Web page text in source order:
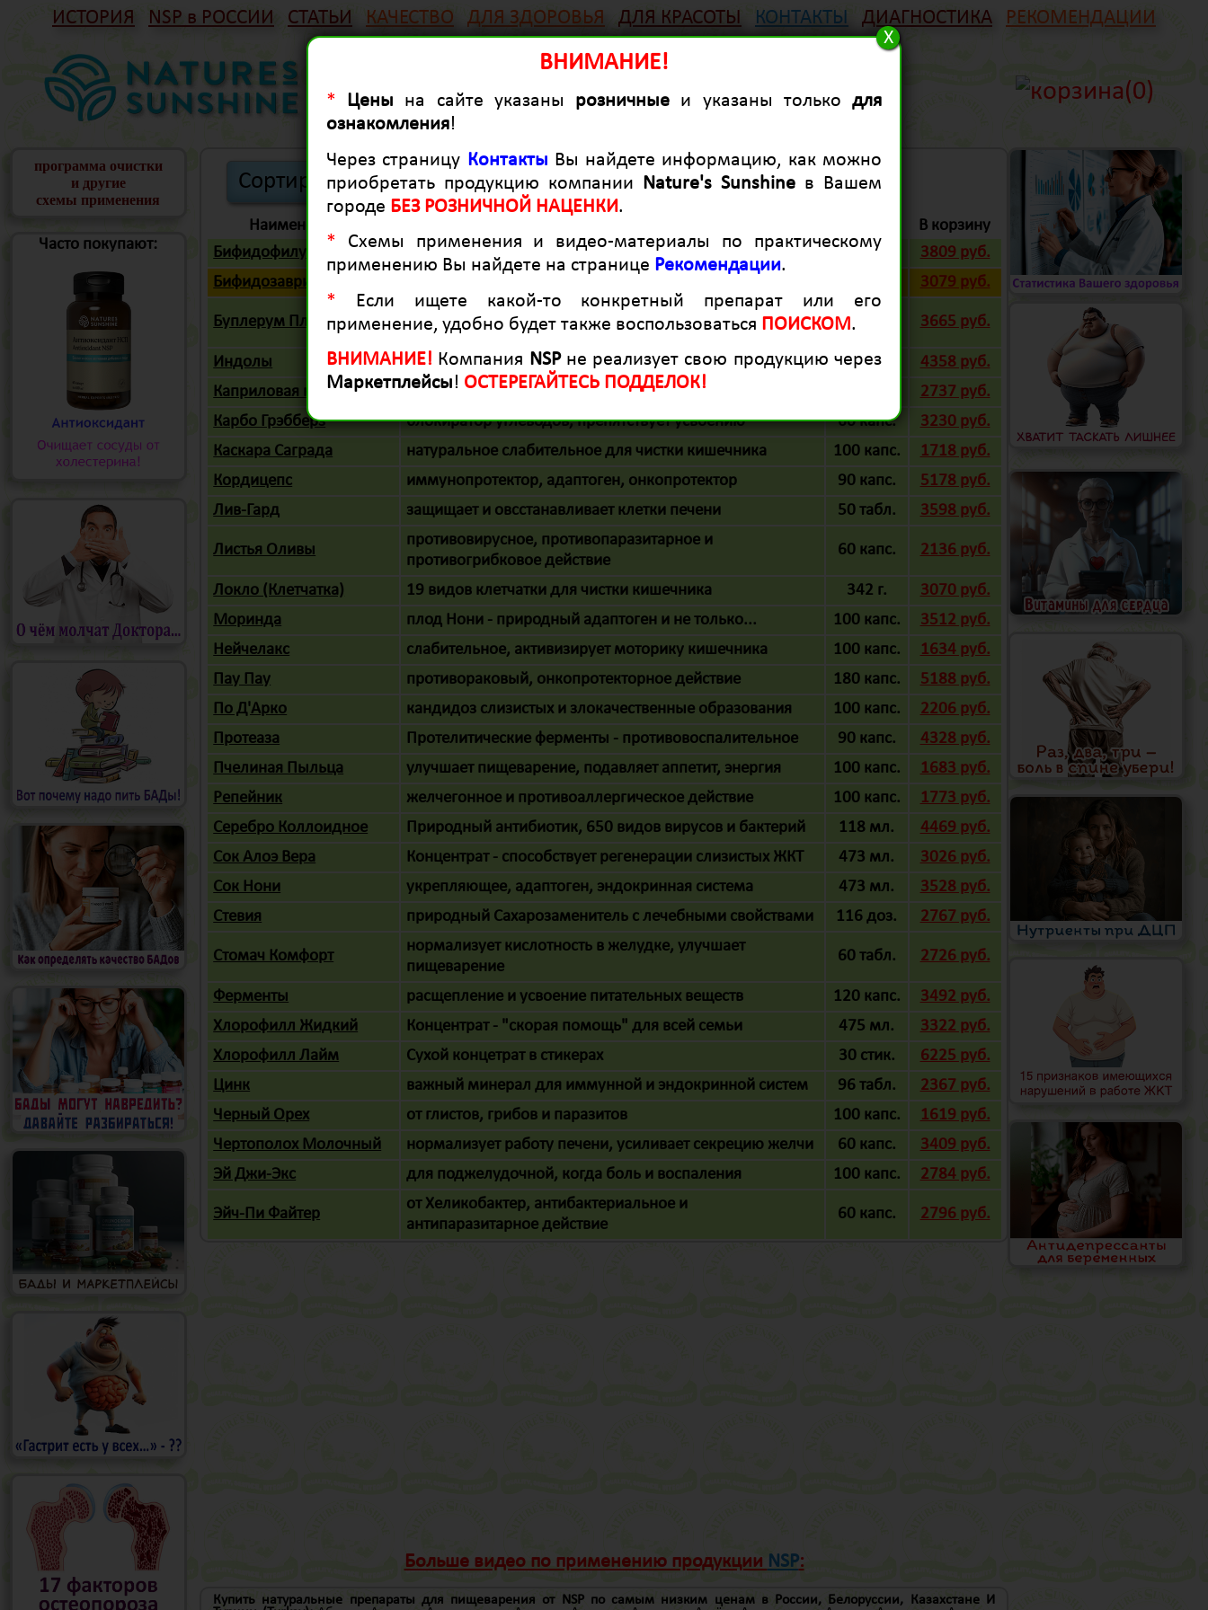
ИСТОРИЯ NSP в РОССИИ СТАТЬИ КАЧЕСТВО ДЛЯ ЗДОРОВЬЯ ДЛЯ КРАСОТЫ КОНТАКТЫ ДИАГНОСТИКА РЕКОМЕНДАЦИИ
Натуральные фитокомплексы
“Nature`s Sunshine Products”
(0)
программа очистки
и другие
схемы применения
Часто покупают:
ПИЩЕВАРИТЕЛЬНАЯ СИСТЕМА
Наименование
В корзину
Бифидофилус
3,5 млрд. полезных бактерий в каждой капсуле 90 капс.
3809 руб.
Бифидозаврики
3079 руб.
Буплерум Плюс
12 трав с противовоспалительным и обезболивающим
действием
100 капс. 3665 руб.
Индолы блокирует рост опухолевых клеток 60 капс.
4358 руб.
Каприловая кислота
от кандидоза, подавляет рост грибов и дрожжей
2737 руб.
Карбо Грэбберз
блокиратор углеводов, препятствует усвоению 60 капс.
3230 руб.
Каскара Саграда
натуральное слабительное для чистки кишечника 100 капс.
1718 руб.
Кордицепс
иммунопротектор, адаптоген, онкопротектор 90 капс.
5178 руб.
Лив-Гард
защищает и овсстанавливает клетки печени 50 табл. 3598 руб.
Листья Оливы
противовирусное, противопаразитарное и
противогрибковое действие
60 капс. 2136 руб.
Локло (Клетчатка) 19 видов клетчатки для чистки кишечника 342 г.
3070 руб.
Моринда
плод Нони - природный адаптоген и не только... 100 капс.
3512 руб.
Нейчелакс
слабительное, активизирует моторику кишечника 100 капс.
1634 руб.
Пау Пау
противораковый, онкопротекторное действие 180 капс.
5188 руб.
По Д'Арко
кандидоз слизистых и злокачественные образования 100 капс.
2206 руб.
Протеаза
Протелитические ферменты - противовоспалительное 90 капс.
4328 руб.
Пчелиная Пыльца
улучшает пищеварение, подавляет аппетит, энергия 100 капс.
1683 руб.
Репейник
желчегонное и противоаллергическое действие 100 капс.
1773 руб.
Серебро Коллоидное
Природный антибиотик, 650 видов вирусов и бактерий 118 мл.
4469 руб.
Сок Алоэ Вера
Концентрат - способствует регенерации слизистых ЖКТ 473 мл.
3026 руб.
Сок Нони
укрепляющее, адаптоген, эндокринная система 473 мл.
3528 руб.
Стевия
природный Сахарозаменитель с лечебными свойствами 116 доз. 2767 руб.
Стомач Комфорт
нормализует кислотность в желудке, улучшает
пищеварение
60 табл. 2726 руб.
Ферменты расщепление и усвоение питательных веществ 120 капс.
3492 руб.
Хлорофилл Жидкий
Концентрат - "скорая помощь" для всей семьи 475 мл.
3322 руб.
Хлорофилл Лайм
Сухой концетрат в стикерах 30 стик.
6225 руб.
Цинк
важный минерал для иммунной и эндокринной систем 96 табл.
2367 руб.
Черный Орех
от глистов, грибов и паразитов 100 капс.
1619 руб.
Чертополох Молочный
нормализует работу печени, усиливает секрецию желчи 60 капс.
3409 руб.
Эй Джи-Экс
для поджелудочной, когда боль и воспаления 100 капс. 2784 руб.
Эйч-Пи Файтер
от Хеликобактер, антибактериальное и
антипаразитарное действие
60 капс. 2796 руб.
Больше видео по применению продукции NSP:
Купить натуральные препараты для пищеварения от NSP по самым низким ценам в России, Белоруссии, Казахстане И
ВНИМАНИЕ!
* Цены на сайте указаны розничные и указаны толькодля
ознакомления!
Через страницу Контакты Вы найдете информацию, как можно
приобретать продукцию компании Nature's Sunshine в Вашем
городе БЕЗ РОЗНИЧНОЙ НАЦЕНКИ.
* Схемы применения и видео-материалы по практическому
применению Вы найдете на странице Рекомендации.
*
Если ищете какой-то конкретный препарат или его
применение, удобно будет также воспользоваться ПОИСКОМ.
ВНИМАНИЕ! Компания NSPне реализует свою продукцию через
Маркетплейсы! ОСТЕРЕГАЙТЕСЬ ПОДДЕЛОК!
X